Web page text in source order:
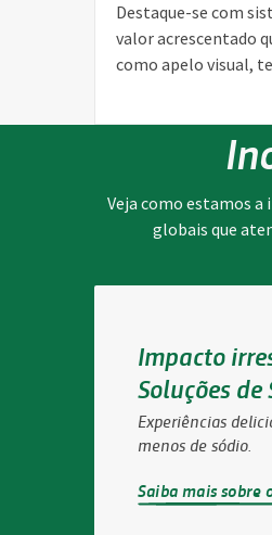
Destaque-se com
valor acrescentado
como apelo visual,
Veja como estamos
globais que
Impacto
Soluções de
Experiências
menos de sódio.
Saiba mais sobre